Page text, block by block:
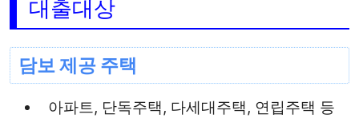
대출대상
담보 제공 주택
아파트, 단독주택, 다세대주택, 연립주택 등